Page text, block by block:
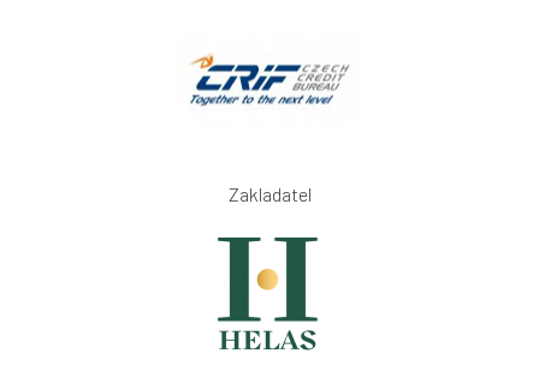
Zakladatel